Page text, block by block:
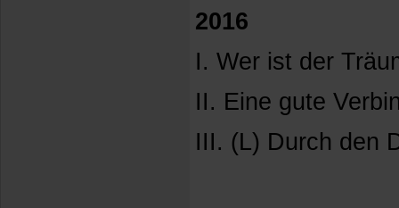
2016
I. Wer ist der
II. Eine gute
III. (L) Durch den